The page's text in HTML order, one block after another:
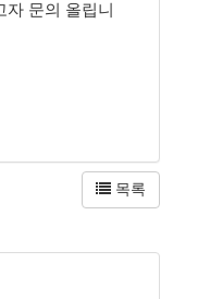
문의 올립니
목록